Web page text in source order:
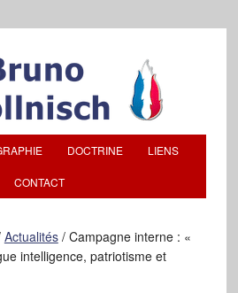
DOCTRINE LIENS
CONTACT
Actualités /Campagne interne : «
intelligence, patriotisme et